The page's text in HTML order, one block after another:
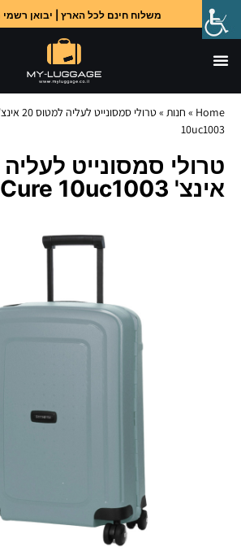
משלוח חינם לכל הארץ | יבואן רשמי מאז
Home
» חנות »
10uc1003
אינצ' 55cm S'Cure 10uc1003